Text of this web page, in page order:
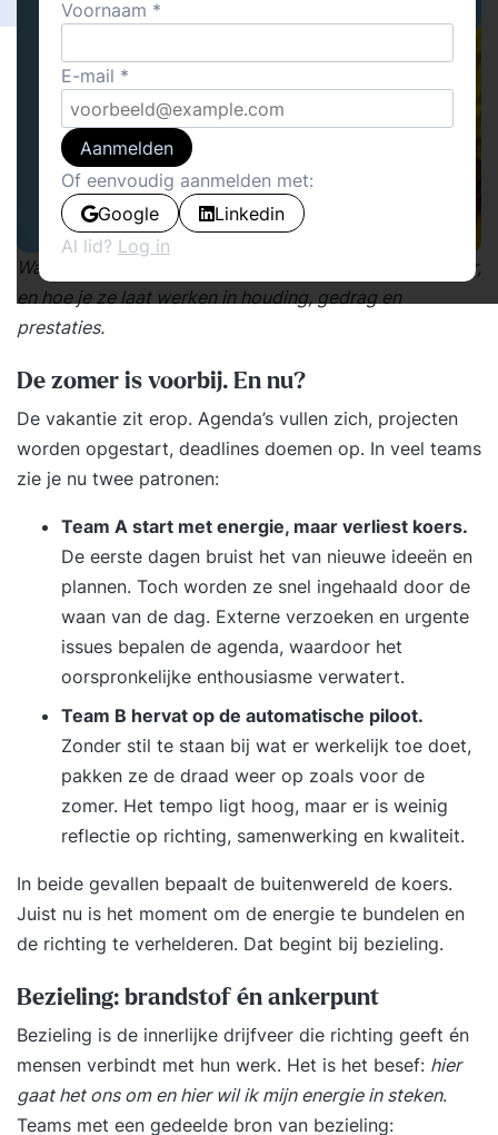
Waarom kernwaarden meer zijn dan woorden op papier,
en hoe je ze laat werken in houding, gedrag en
prestaties.
De zomer is voorbij. En nu?
De vakantie zit erop. Agenda’s vullen zich, projecten
worden opgestart, deadlines doemen op. In veel teams
zie je nu twee patronen:
Team A start met energie, maar verliest koers.
De eerste dagen bruist het van nieuwe ideeën en
plannen. Toch worden ze snel ingehaald door de
waan van de dag. Externe verzoeken en urgente
issues bepalen de agenda, waardoor het
oorspronkelijke enthousiasme verwatert.
Team B hervat op de automatische piloot.
Zonder stil te staan bij wat er werkelijk toe doet,
pakken ze de draad weer op zoals voor de
zomer. Het tempo ligt hoog, maar er is weinig
reflectie op richting, samenwerking en kwaliteit.
In beide gevallen bepaalt de buitenwereld de koers.
Juist nu is het moment om de energie te bundelen en
de richting te verhelderen. Dat begint bij bezieling.
Bezieling: brandstof én ankerpunt
Bezieling is de innerlijke drijfveer die richting geeft én
mensen verbindt met hun werk. Het is het besef: hier
gaat het ons om en hier wil ik mijn energie in steken.
Teams met een gedeelde bron van bezieling:
Voornaam
E-mail
Aanmelden
Of eenvoudig aanmelden met:
Google
Linkedin
Al lid? Log in